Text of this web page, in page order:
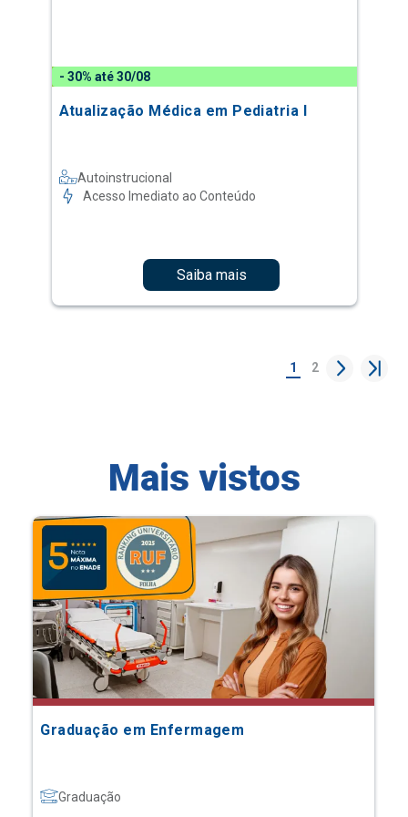
- 30% até 30/08
Atualização Médica em Pediatria I
Autoinstrucional
Acesso Imediato ao Conteúdo
Saiba mais
1 2
Mais vistos
Graduação em Enfermagem
Graduação